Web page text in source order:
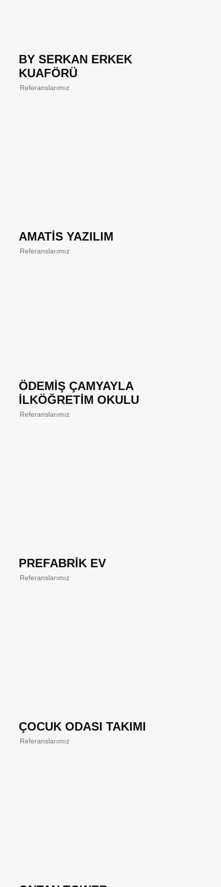
BY SERKAN ERKEK
KUAFÖRÜ
Referanslarımız
AMATİS YAZILIM
Referanslarımız
ÖDEMİŞ ÇAMYAYLA
İLKÖĞRETİM OKULU
Referanslarımız
PREFABRİK EV
Referanslarımız
ÇOCUK ODASI TAKIMI
Referanslarımız